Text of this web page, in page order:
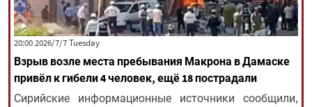
All rights reserved for NourNews
Copyright © 2021 www.nournews.ir
‫‫Tuesday‬‬ 2026/7/7 20:00
Взрыв возле места пребывания Макрона в Дамаске
привёл к гибели 4 человек, ещё 18 пострадали
Сирийские информационные источники сообщили,